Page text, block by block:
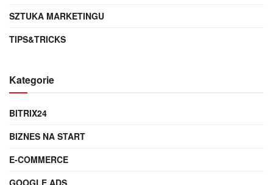
SZTUKA MARKETINGU
TIPS&TRICKS
Kategorie
BITRIX24
BIZNES NA START
E-COMMERCE